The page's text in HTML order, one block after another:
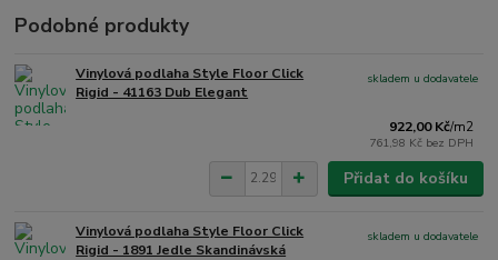
Podobné produkty
Vinylová podlaha Style Floor Click
Rigid - 41163 Dub Elegant
922,00 Kč/m2
761,98 Kč bez DPH
skladem u dodavatele
Přidat do košíku
Vinylová podlaha Style Floor Click
Rigid - 1891 Jedle Skandinávská
skladem u dodavatele